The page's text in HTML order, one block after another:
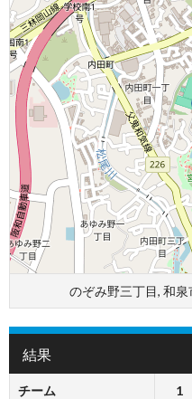
のぞみ野三丁目, 和
結果
チーム 1